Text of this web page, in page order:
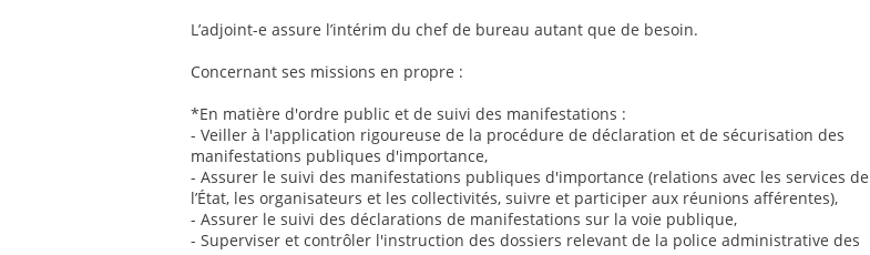
L’adjoint-e assure l’intérim du chef de bureau autant que de besoin.
Concernant ses missions en propre :
*En matière d'ordre public et de suivi des manifestations :
- Veiller à l'application rigoureuse de la procédure de déclaration et de sécurisation des
manifestations publiques d'importance,
- Assurer le suivi des manifestations publiques d'importance (relations avec les services de
l’État, les organisateurs et les collectivités, suivre et participer aux réunions afférentes),
- Assurer le suivi des déclarations de manifestations sur la voie publique,
- Superviser et contrôler l'instruction des dossiers relevant de la police administrative des